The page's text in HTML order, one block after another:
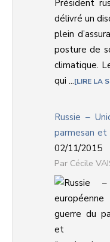
Président
délivré un
plein
posture de
climatique.
qui ... LIRE LA
Russie –
parmesan et
02/11/2015
Cécile